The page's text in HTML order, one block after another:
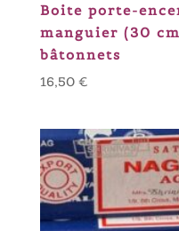
Boite porte-
manguier (30
bâtonnets
16,50 €